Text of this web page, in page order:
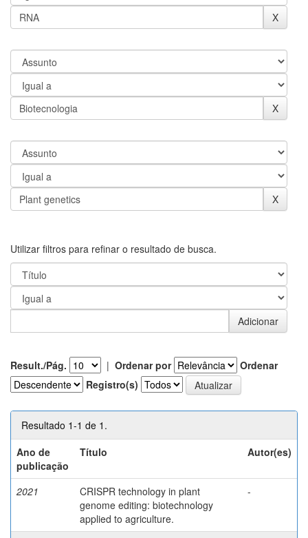
Utilizar filtros para refinar o resultado de busca.
Result./Pág. | Ordenar por
Ordenar
Registro(s)
Resultado 1-1 de 1.
Ano de
publicação
Título Autor(es)
2021
CRISPR technology in plant
genome editing: biotechnology
applied to agriculture.
-